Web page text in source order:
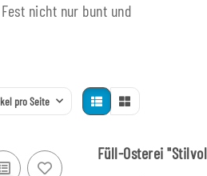
nicht nur bunt und
pro Seite
Füll-Osterei